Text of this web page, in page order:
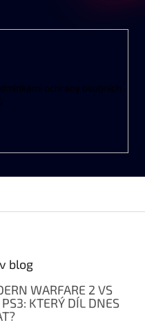
ochrany osobních
blog
WARFARE 2 VS
KTERÝ DÍL DNES